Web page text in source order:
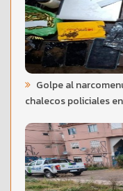
Golpe al
chalecos policiales